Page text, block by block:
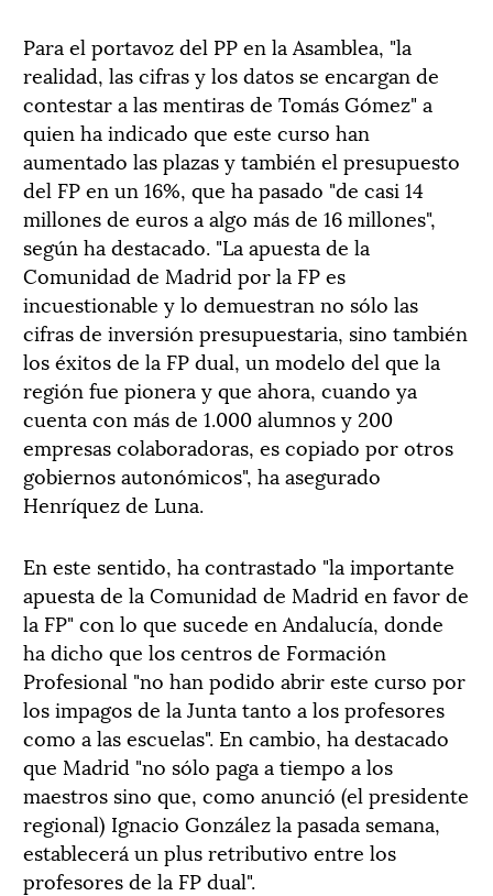
Para el portavoz del PP en la Asamblea, "la
realidad, las cifras y los datos se encargan de
contestar a las mentiras de Tomás Gómez" a
quien ha indicado que este curso han
aumentado las plazas y también el presupuesto
del FP en un 16%, que ha pasado "de casi 14
millones de euros a algo más de 16 millones",
según ha destacado. "La apuesta de la
Comunidad de Madrid por la FP es
incuestionable y lo demuestran no sólo las
cifras de inversión presupuestaria, sino también
los éxitos de la FP dual, un modelo del que la
región fue pionera y que ahora, cuando ya
cuenta con más de 1.000 alumnos y 200
empresas colaboradoras, es copiado por otros
gobiernos autonómicos", ha asegurado
Henríquez de Luna.
En este sentido, ha contrastado "la importante
apuesta de la Comunidad de Madrid en favor de
la FP" con lo que sucede en Andalucía, donde
ha dicho que los centros de Formación
Profesional "no han podido abrir este curso por
los impagos de la Junta tanto a los profesores
como a las escuelas". En cambio, ha destacado
que Madrid "no sólo paga a tiempo a los
maestros sino que, como anunció (el presidente
regional) Ignacio González la pasada semana,
establecerá un plus retributivo entre los
profesores de la FP dual".